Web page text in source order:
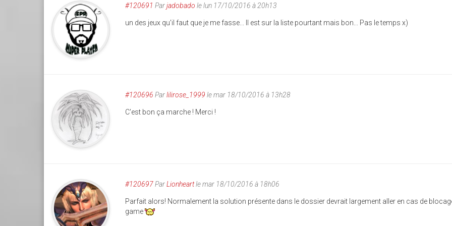
#120691 Parjadobado le lun 17/10/2016 à 20h13
un des jeux qu'il faut que je me fasse... Il est sur la liste pourtant mais bon... Pas le temps x)
#120696 Parlilirose_1999 le mar 18/10/2016 à 13h28
C'est bon ça marche ! Merci !
#120697ParLionheartle mar 18/10/2016 à 18h06
Parfait alors! Normalement la solution présente dans le dossier devrait largement aller en cas de
game